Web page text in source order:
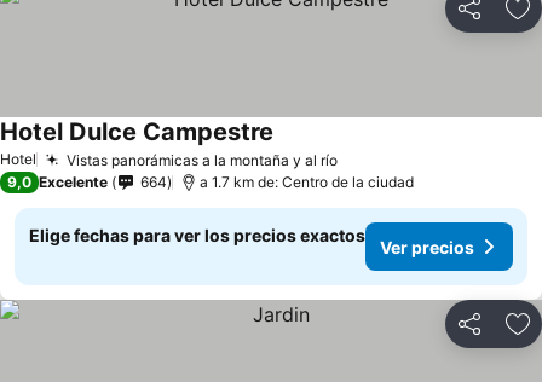
Compartir
Hotel Vistas panorámicas a la montaña y al río
Hotel Dulce Campestre
9,0 Excelente 664 a 1.7 km de: Centro de la ciudad
Elige fechas para ver los precios exactos
Ver precios
Compartir